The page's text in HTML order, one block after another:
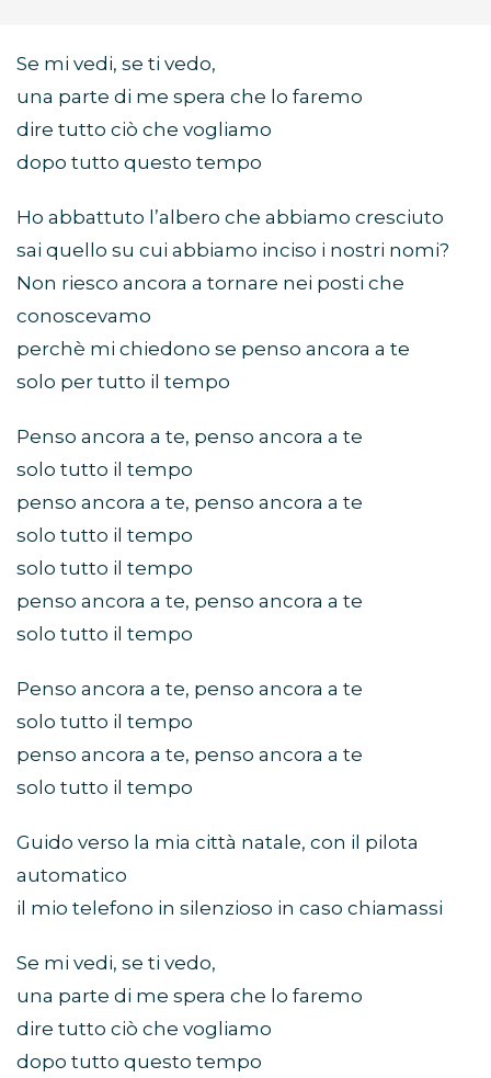
Se mi vedi, se ti vedo,
una parte di me spera che lo faremo
dire tutto ciò che vogliamo
dopo tutto questo tempo
Ho abbattuto l’albero che abbiamo cresciuto
sai quello su cui abbiamo inciso i nostri nomi?
Non riesco ancora a tornare nei posti che
conoscevamo
perchè mi chiedono se penso ancora a te
solo per tutto il tempo
Penso ancora a te, penso ancora a te
solo tutto il tempo
penso ancora a te, penso ancora a te
solo tutto il tempo
solo tutto il tempo
penso ancora a te, penso ancora a te
solo tutto il tempo
Penso ancora a te, penso ancora a te
solo tutto il tempo
penso ancora a te, penso ancora a te
solo tutto il tempo
Guido verso la mia città natale, con il pilota
automatico
il mio telefono in silenzioso in caso chiamassi
Se mi vedi, se ti vedo,
una parte di me spera che lo faremo
dire tutto ciò che vogliamo
dopo tutto questo tempo